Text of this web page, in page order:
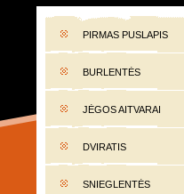
PIRMAS PUSLAPIS
BURLENTĖS
JĖGOS AITVARAI
DVIRATIS
SNIEGLENTĖS